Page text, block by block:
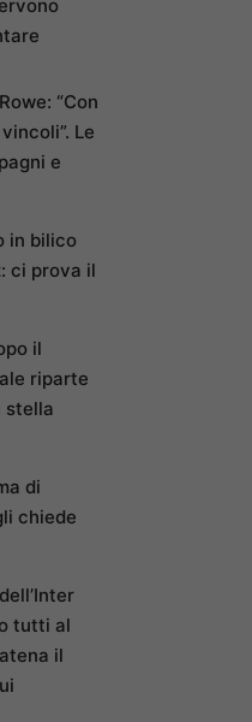
“Con
Le
e
in bilico
ci prova il
il
riparte
stella
di
chiede
tutti al
il